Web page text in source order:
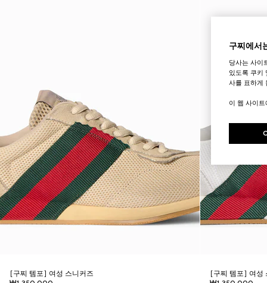
[구찌 템포] 여성 스니커즈
[구찌 템포] 여성
구찌에서
당사는 사이
있도록 쿠키
사를 표하게
이 웹 사이